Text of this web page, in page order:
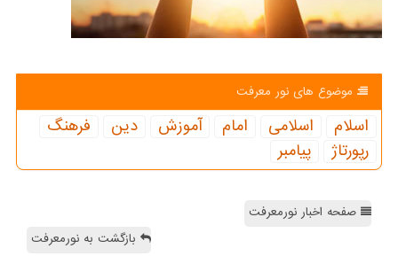
موضوع های نور معرفت
اسلام اسلامی امام آموزش دین
فرهنگ
رپورتاژ
پیامبر
صفحه اخبار نورمعرفت
بازگشت به نورمعرفت